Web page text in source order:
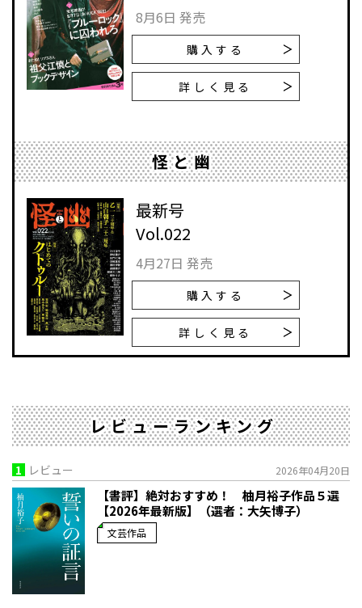
8月6日 発売
購入する
詳しく見る
怪と幽
最新号
Vol.022
4月27日 発売
購入する
詳しく見る
レビューランキング
1 レビュー 2026年04月20日
【書評】絶対おすすめ！ 柚月裕子作品５選
【2026年最新版】（選者：大矢博子）
文芸作品